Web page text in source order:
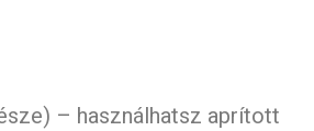
– használhatsz aprított